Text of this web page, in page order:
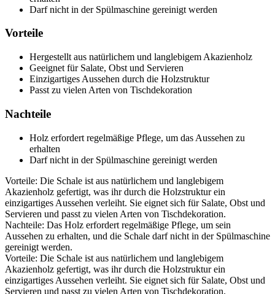
Darf nicht in der Spülmaschine gereinigt werden
Vorteile
Hergestellt aus natürlichem und langlebigem Akazienholz
Geeignet für Salate, Obst und Servieren
Einzigartiges Aussehen durch die Holzstruktur
Passt zu vielen Arten von Tischdekoration
Nachteile
Holz erfordert regelmäßige Pflege, um das Aussehen zu
erhalten
Darf nicht in der Spülmaschine gereinigt werden
Vorteile: Die Schale ist aus natürlichem und langlebigem
Akazienholz gefertigt, was ihr durch die Holzstruktur ein
einzigartiges Aussehen verleiht. Sie eignet sich für Salate, Obst und
Servieren und passt zu vielen Arten von Tischdekoration.
Nachteile: Das Holz erfordert regelmäßige Pflege, um sein
Aussehen zu erhalten, und die Schale darf nicht in der Spülmaschine
gereinigt werden.
Vorteile: Die Schale ist aus natürlichem und langlebigem
Akazienholz gefertigt, was ihr durch die Holzstruktur ein
einzigartiges Aussehen verleiht. Sie eignet sich für Salate, Obst und
Servieren und passt zu vielen Arten von Tischdekoration.